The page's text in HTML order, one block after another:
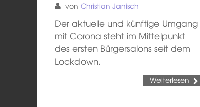
vonChristian Janisch
Der aktuelle und künftige Umgang
mit Corona steht im Mittelpunkt
des ersten Bürgersalons seit dem
Lockdown.
Weiterlesen